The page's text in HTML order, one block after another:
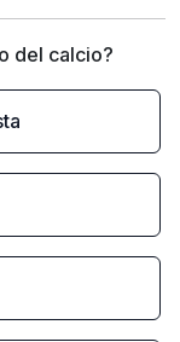
del calcio?